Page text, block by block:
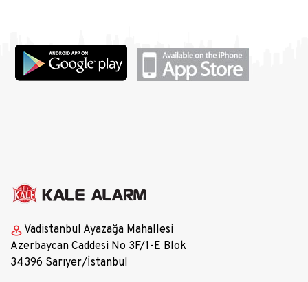
Vadistanbul Ayazağa Mahallesi
Azerbaycan Caddesi No 3F/1-E Blok
34396 Sarıyer/İstanbul